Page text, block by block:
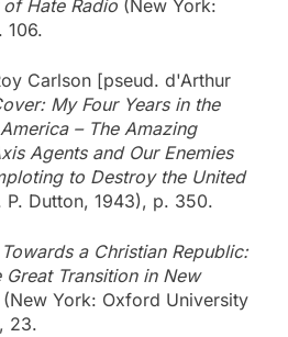
Hate Radio (New York:
106.
Carlson [pseud. d'Arthur
My Four Years in the
– The Amazing
Agents and Our Enemies
to Destroy the United
Dutton, 1943), p. 350.
Towards a Christian Republic:
Transition in New
York: Oxford University
23.